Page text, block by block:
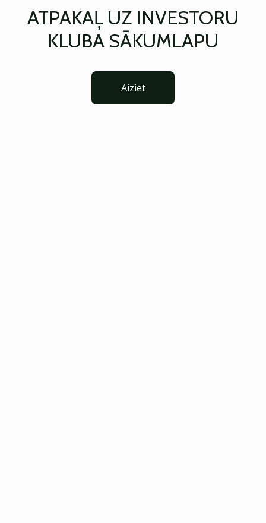
ATPAKAĻ UZ INVESTORU
KLUBA SĀKUMLAPU
Aiziet